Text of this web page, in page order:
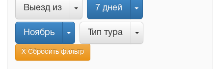
Выезд из 7 дней
Ноябрь Тип тура
Х Сбросить фильтр